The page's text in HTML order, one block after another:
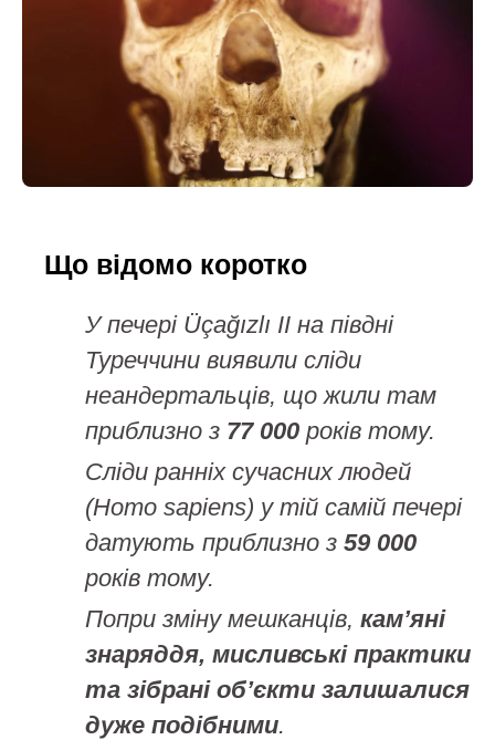
Що відомо коротко
У печері Üçağızlı II на півдні
Туреччини виявили сліди
неандертальців, що жили там
приблизно з 77 000 років тому.
Сліди ранніх сучасних людей
(Homo sapiens) у тій самій печері
датують приблизно з59 000
років тому.
Попри зміну мешканців,кам’яні
знаряддя, мисливські практики
та зібрані об’єкти залишалися
дуже подібними.